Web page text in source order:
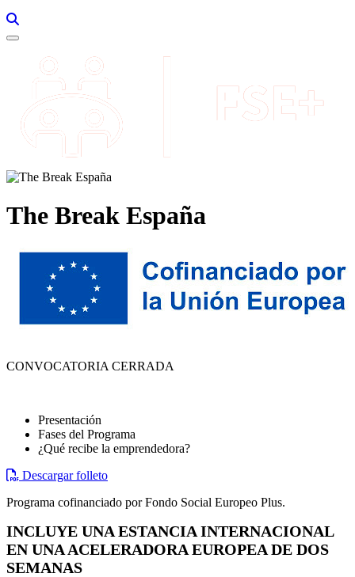
The Break España
CONVOCATORIA CERRADA
Presentación
Fases del Programa
¿Qué recibe la emprendedora?
Descargar folleto
Programa cofinanciado por Fondo Social Europeo Plus.
INCLUYE UNA ESTANCIA INTERNACIONAL
EN UNA ACELERADORA EUROPEA DE DOS
SEMANAS